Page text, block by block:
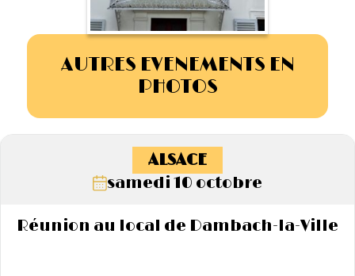
AUTRES EVENEMENTS EN
PHOTOS
ALSACE
samedi 10 octobre
Réunion au local de Dambach-la-Ville